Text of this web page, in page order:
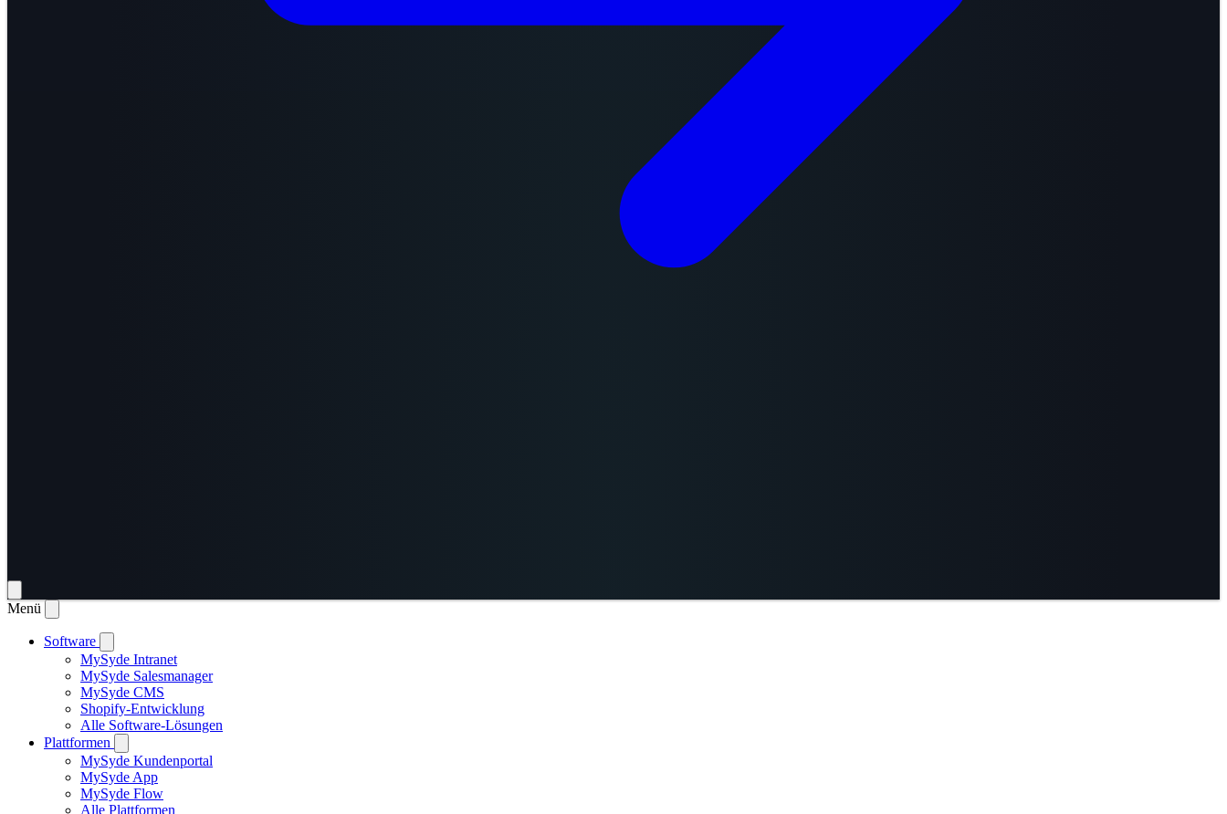
Menü
Software
MySyde Intranet
MySyde Salesmanager
MySyde CMS
Shopify-Entwicklung
Alle Software-Lösungen
Plattformen
MySyde Kundenportal
MySyde App
MySyde Flow
Alle Plattformen